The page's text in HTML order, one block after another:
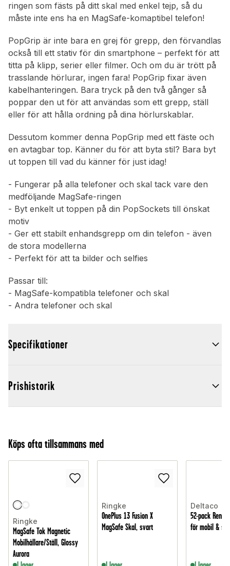
ringen som fästs på ditt skal med enkel tejp, så du
måste inte ens ha en MagSafe-komaptibel telefon!
PopGrip är inte bara en grej för grepp, den förvandlas
också till ett stativ för din smartphone – perfekt för att
titta på klipp, serier eller filmer. Och om du är trött på
trasslande hörlurar, ingen fara! PopGrip fixar även
kabelhanteringen. Bara tryck på den två gånger så
poppar den ut för att användas som ett grepp, ställ
eller för att hålla ordning på dina hörlurskablar.
Dessutom kommer denna PopGrip med ett fäste och
en avtagbar top. Känner du för att byta stil? Bara byt
ut toppen till vad du känner för just idag!
- Fungerar på alla telefoner och skal tack vare den
medföljande MagSafe-ringen
- Byt enkelt ut toppen på din PopSockets till önskat
motiv
- Ger ett stabilt enhandsgrepp om din telefon - även
de stora modellerna
- Perfekt för att ta bilder och selfies
Passar till:
- MagSafe-kompatibla telefoner och skal
- Andra telefoner och skal
Specifikationer
Prishistorik
Köps ofta tillsammans med
Ringke
MagSafe Tok Magnetic
Mobilhållare/Ställ, Glossy
Aurora
Ringke
OnePlus 13 Fusion X
MagSafe Skal, svart
Deltaco
52-pack
för mobil &